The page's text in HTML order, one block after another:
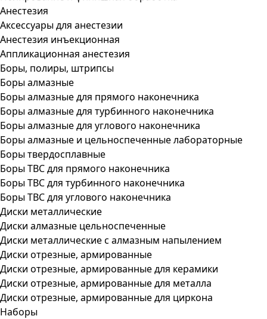
Анестезия
Аксессуары для анестезии
Анестезия инъекционная
Аппликационная анестезия
Боры, полиры, штрипсы
Боры алмазные
Боры алмазные для прямого наконечника
Боры алмазные для турбинного наконечника
Боры алмазные для углового наконечника
Боры алмазные и цельноспеченные лабораторные
Боры твердосплавные
Боры ТВС для прямого наконечника
Боры ТВС для турбинного наконечника
Боры ТВС для углового наконечника
Диски металлические
Диски алмазные цельноспеченные
Диски металлические с алмазным напылением
Диски отрезные, армированные
Диски отрезные, армированные для керамики
Диски отрезные, армированные для металла
Диски отрезные, армированные для циркона
Наборы